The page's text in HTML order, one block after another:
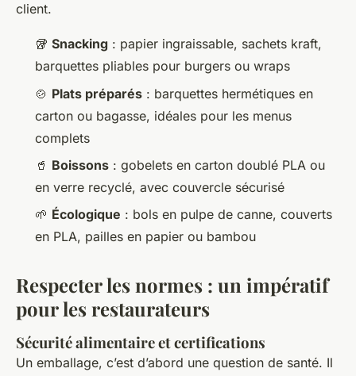
client.
🥡 Snacking : papier ingraissable, sachets kraft,
barquettes pliables pour burgers ou wraps
🍲 Plats préparés : barquettes hermétiques en
carton ou bagasse, idéales pour les menus
complets
🥤 Boissons : gobelets en carton doublé PLA ou
en verre recyclé, avec couvercle sécurisé
🌱 Écologique : bols en pulpe de canne, couverts
en PLA, pailles en papier ou bambou
Respecter les normes : un impératif
pour les restaurateurs
Sécurité alimentaire et certifications
Un emballage, c’est d’abord une question de santé. Il